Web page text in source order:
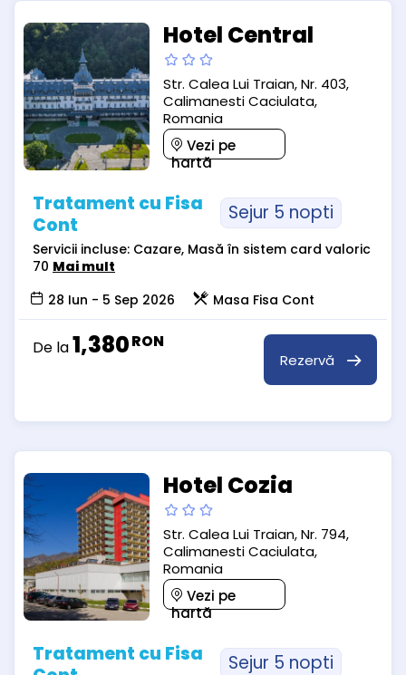
Hotel Central
Str. Calea Lui Traian, Nr. 403,
Calimanesti Caciulata,
Romania
Vezi pe
hartă
Tratament cu Fisa
Cont
Sejur 5 nopti
Servicii incluse: Cazare, Masă în sistem card valoric
70 Mai mult
28 Iun - 5 Sep 2026
Masa Fisa Cont
De la1,380RON
Rezervă
Hotel Cozia
Str. Calea Lui Traian, Nr. 794,
Calimanesti Caciulata,
Romania
Vezi pe
hartă
Tratament cu Fisa
Sejur 5 nopti